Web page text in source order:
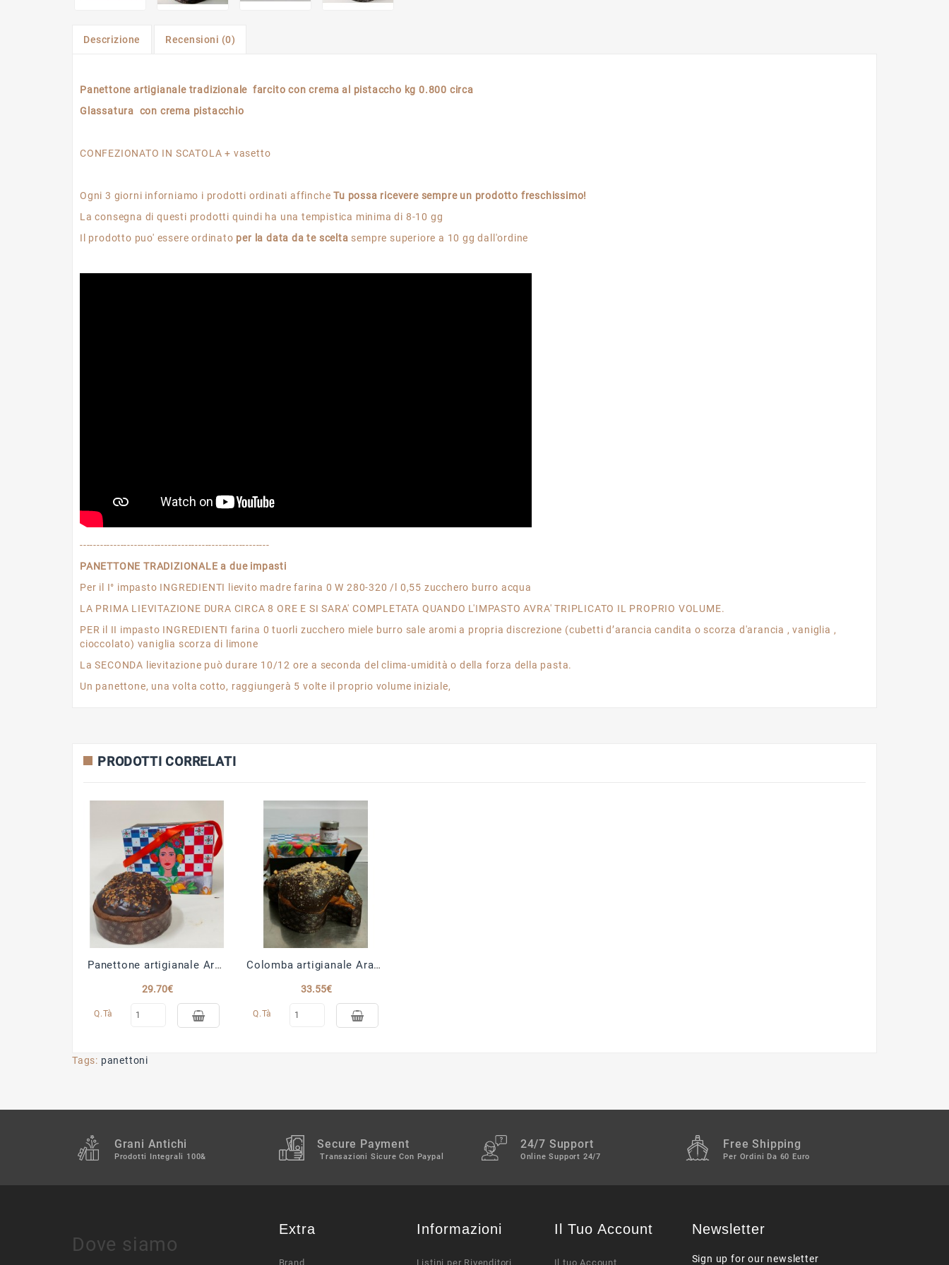
Descrizione Recensioni (0)
Panettone artigianale tradizionale farcito con crema al pistaccho kg 0.800 circa
Glassatura con crema pistacchio
CONFEZIONATO IN SCATOLA + vasetto
Ogni 3 giorni inforniamo i prodotti ordinati affincheTu possa ricevere sempre un prodotto freschissimo!
La consegna di questi prodotti quindi ha una tempistica minima di 8-10 gg
Il prodotto puo' essere ordinato per la data da te scelta sempre superiore a 10 gg dall'ordine
--------------------------------------------------------
PANETTONE TRADIZIONALE a due impasti
Per il I° impasto INGREDIENTI lievito madre farina 0 W 280-320 /l 0,55 zucchero burro acqua
LA PRIMA LIEVITAZIONE DURA CIRCA 8 ORE E SI SARA' COMPLETATA QUANDO L'IMPASTO AVRA' TRIPLICATO IL PROPRIO VOLUME.
PER il II impasto INGREDIENTI farina 0 tuorli zucchero miele burro sale aromi a propria discrezione (cubetti d’arancia candita o scorza d'arancia , vaniglia ,
cioccolato) vaniglia scorza di limone
La SECONDA lievitazione può durare 10/12 ore a seconda del clima-umidità o della forza della pasta.
Un panettone, una volta cotto, raggiungerà 5 volte il proprio volume iniziale,
PRODOTTI CORRELATI
Panettone artigianale Arancia e cioccolato di Modica
29.70€
Q.tà
Colomba artigianale Arancia e Cioccolato Fondente
33.55€
Q.tà
Tags: panettoni
Grani Antichi
Prodotti Integrali 100&
Secure Payment
Transazioni Sicure Con Paypal
24/7 Support
Online Support 24/7
Free Shipping
Per Ordini Da 60 Euro
Dove siamo
Extra
Brand
Informazioni
Listini per Rivenditori
Il Tuo Account
Il tuo Account
Newsletter
Sign up for our newsletter